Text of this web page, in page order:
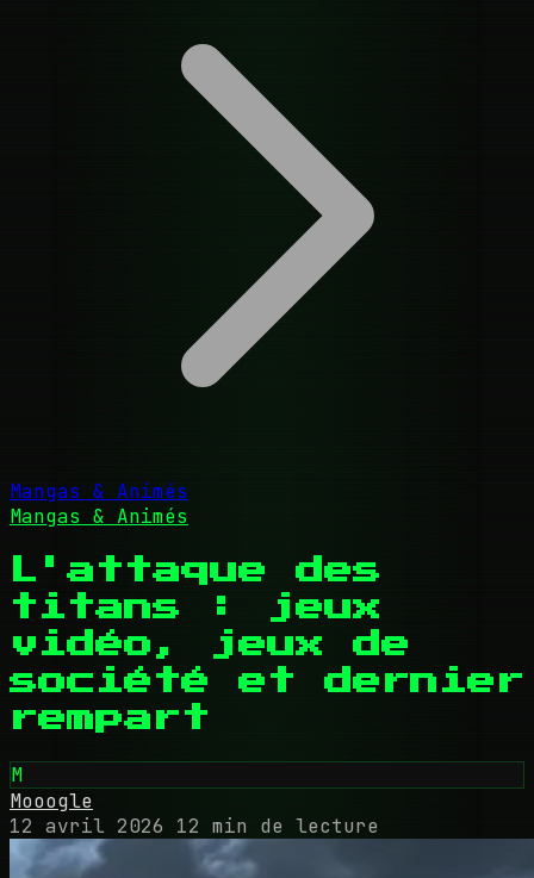
Mangas & Animés
Mangas & Animés
L'attaque des
titans : jeux
vidéo, jeux de
société et dernier
rempart
M
Mooogle
12 avril 2026
12 min de lecture